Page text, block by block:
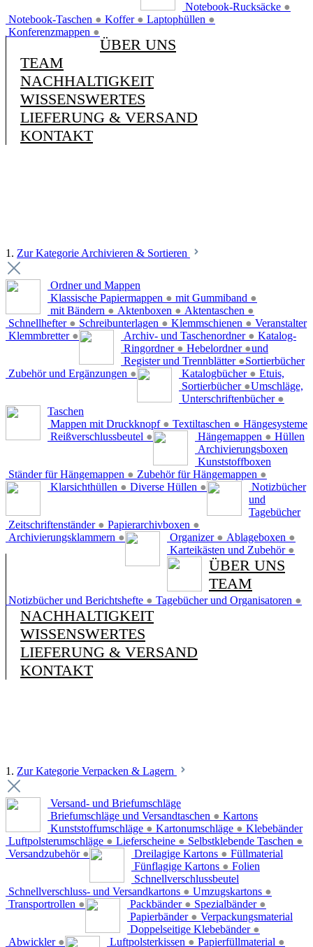
Notebook-Rucksäcke ●
Notebook-Taschen ● Koffer ● Laptophüllen ●
Konferenzmappen ●
ÜBER UNS
TEAM
NACHHALTIGKEIT
WISSENSWERTES
LIEFERUNG & VERSAND
KONTAKT
1. Zur Kategorie Archivieren & Sortieren
Ordner und Mappen
Klassische Papiermappen ● mit Gummiband ●
mit Bändern ● Aktenboxen ● Aktentaschen ●
Schnellhefter ● Schreibunterlagen ● Klemmschienen ●
Klemmbretter ●
Veranstalter
Archiv- und Taschenordner ●
Ringordner ● Hebelordner ●
Register und Trennblätter ●
Zubehör und Ergänzungen ●
Katalog-
und
Sortierbücher
Katalogbücher ●
Sortierbücher ●
Unterschriftenbücher ●
Etuis,
Umschläge,
Taschen
Mappen mit Druckknopf ● Textiltaschen ●
Reißverschlussbeutel ●
Hängesysteme
Hängemappen ●
Ständer für Hängemappen ● Zubehör für Hängemappen ●
Hüllen
Klarsichthüllen ● Diverse Hüllen ●
Archivierungsboxen
Zeitschriftenständer ● Papierarchivboxen ●
Archivierungsklammern ●
Kunststoffboxen
Organizer ● Ablageboxen ●
Karteikästen und Zubehör ●
Notizbücher
und
Tagebücher
Notizbücher und Berichtshefte ● Tagebücher und Organisatoren ●
ÜBER UNS
TEAM
NACHHALTIGKEIT
WISSENSWERTES
LIEFERUNG & VERSAND
KONTAKT
1. Zur Kategorie Verpacken & Lagern
Versand- und Briefumschläge
Briefumschläge und Versandtaschen ●
Kunststoffumschläge ● Kartonumschläge ●
Luftpolsterumschläge ● Lieferscheine ● Selbstklebende Taschen ●
Versandzubehör ●
Kartons
Dreilagige Kartons ●
Fünflagige Kartons ●
Schnellverschluss- und Versandkartons ● Umzugskartons ●
Transportrollen ●
Klebebänder
Packbänder ● Spezialbänder ●
Papierbänder ●
Doppelseitige Klebebänder ●
Abwickler ●
Füllmaterial
Luftpolsterkissen ● Papierfüllmaterial ●
Folien
Schnellverschlussbeutel
Verpackungsmaterial